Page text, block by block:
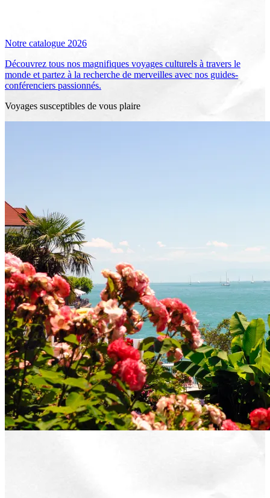
Notre catalogue 2026
Découvrez tous nos magnifiques voyages culturels à travers le
monde et partez à la recherche de merveilles avec nos guides-
conférenciers passionnés.
Voyages susceptibles de vous plaire